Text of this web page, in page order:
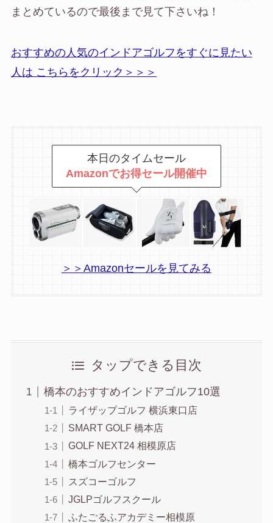
まとめているので最後まで見て下さいね！
おすすめの人気のインドアゴルフをすぐに見たい
人は こちらをクリック＞＞＞
本日のタイムセール
Amazonでお得セール開催中
＞＞Amazonセールを見てみる
タップできる目次
橋本のおすすめインドアゴルフ10選
ライザップゴルフ 横浜東口店
SMART GOLF 橋本店
GOLF NEXT24 相模原店
橋本ゴルフセンター
スズコーゴルフ
JGLPゴルフスクール
ふたごるふアカデミー相模原